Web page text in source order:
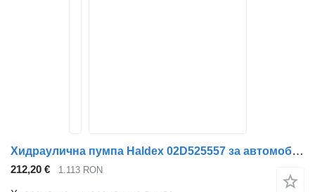
Хидраулична пумпа Haldex 02D525557 за aвтомобил Volkswagen GEN1
212,20 € 1.113 RON